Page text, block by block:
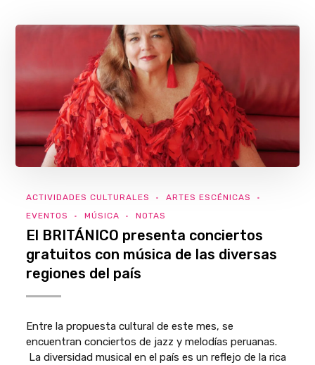
ACTIVIDADES CULTURALES
ARTES ESCÉNICAS
EVENTOS
MÚSICA NOTAS
El BRITÁNICO presenta conciertos
gratuitos con música de las diversas
regiones del país
Entre la propuesta cultural de este mes, se
encuentran conciertos de jazz y melodías peruanas.
La diversidad musical en el país es un reflejo de la rica